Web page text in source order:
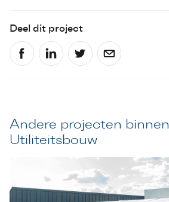
Deel dit project
Andere projecten binnen
Utiliteitsbouw